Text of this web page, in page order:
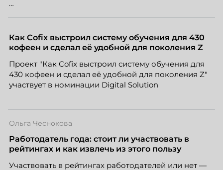
номинантов и гостей мероприятия.
Как Cofix выстроил систему обучения для 430
кофеен и сделал её удобной для поколения Z
Проект "Как Cofix выстроил систему обучения для
430 кофеен и сделал её удобной для поколения Z"
участвует в номинации Digital Solution
Ольга Чеснокова
Работодатель года: стоит ли участвовать в
рейтингах и как извлечь из этого пользу
Участвовать в рейтингах работодателей или нет —